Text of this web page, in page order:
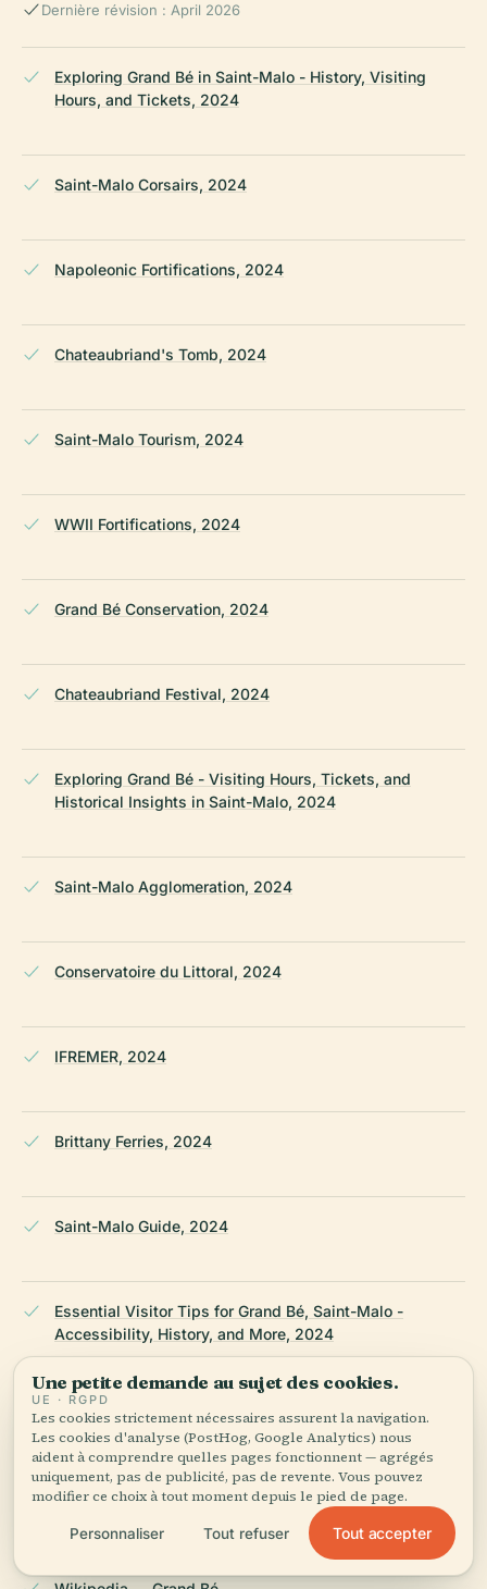
Dernière révision : April 2026
Exploring Grand Bé in Saint-Malo - History, Visiting
Hours, and Tickets, 2024
Saint-Malo Corsairs, 2024
Napoleonic Fortifications, 2024
Chateaubriand's Tomb, 2024
Saint-Malo Tourism, 2024
WWII Fortifications, 2024
Grand Bé Conservation, 2024
Chateaubriand Festival, 2024
Exploring Grand Bé - Visiting Hours, Tickets, and
Historical Insights in Saint-Malo, 2024
Saint-Malo Agglomeration, 2024
Conservatoire du Littoral, 2024
IFREMER, 2024
Brittany Ferries, 2024
Saint-Malo Guide, 2024
Essential Visitor Tips for Grand Bé, Saint-Malo -
Accessibility, History, and More, 2024
Chateaubriand Society, 2024
Petit Bé Fort website, 2024
Une petite demande au sujet des cookies.
UE · RGPD
Les cookies strictement nécessaires assurent la navigation.
Les cookies d'analyse (PostHog, Google Analytics) nous
aident à comprendre quelles pages fonctionnent — agrégés
uniquement, pas de publicité, pas de revente. Vous pouvez
modifier ce choix à tout moment depuis le pied de page.
Personnaliser Tout refuser Tout accepter